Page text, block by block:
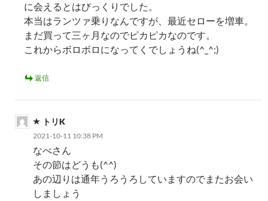
に会えるとはびっくりでした。
本当はランツァ乗りなんですが、最近セローを増車。
まだ買って三ヶ月なのでピカピカなのです。
これからボロボロになってくでしょうね(^_^;)
返信
トリK
2021-10-11 10:38 PM
なべさん
その節はどうも(^^)
あの辺りは通年うろうろしていますのでまたお会い
しましょう